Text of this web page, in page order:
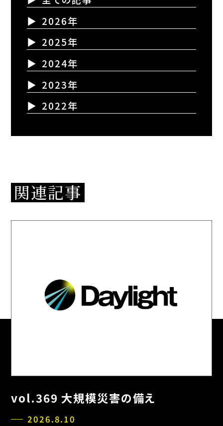
2026年
2025年
2024年
2023年
2022年
関連記事
vol.369 大規模災害の備え
2026.8.10